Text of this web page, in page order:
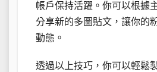
帳戶保持活躍。你可以根據
分享新的多圖貼文，讓你的
動態。
透過以上技巧，你可以輕鬆